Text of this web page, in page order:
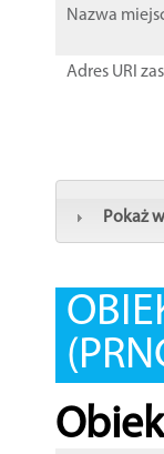
Nazwa
Adres URI
Pokaż